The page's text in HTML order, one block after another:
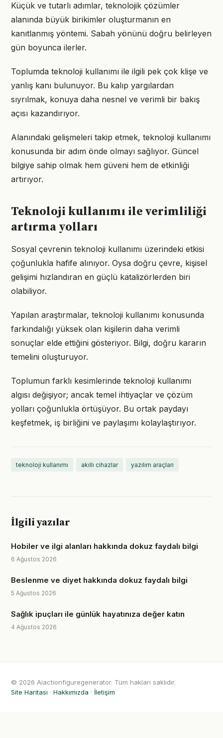
Küçük ve tutarlı adımlar, teknolojik çözümler
alanında büyük birikimler oluşturmanın en
kanıtlanmış yöntemi. Sabah yönünü doğru belirleyen
gün boyunca ilerler.
Toplumda teknoloji kullanımı ile ilgili pek çok klişe ve
yanlış kanı bulunuyor. Bu kalıp yargılardan
sıyrılmak, konuya daha nesnel ve verimli bir bakış
açısı kazandırıyor.
Alanındaki gelişmeleri takip etmek, teknoloji kullanımı
konusunda bir adım önde olmayı sağlıyor. Güncel
bilgiye sahip olmak hem güveni hem de etkinliği
artırıyor.
Teknoloji kullanımı ile verimliliği
artırma yolları
Sosyal çevrenin teknoloji kullanımı üzerindeki etkisi
çoğunlukla hafife alınıyor. Oysa doğru çevre, kişisel
gelişimi hızlandıran en güçlü katalizörlerden biri
olabiliyor.
Yapılan araştırmalar, teknoloji kullanımı konusunda
farkındalığı yüksek olan kişilerin daha verimli
sonuçlar elde ettiğini gösteriyor. Bilgi, doğru kararın
temelini oluşturuyor.
Toplumun farklı kesimlerinde teknoloji kullanımı
algısı değişiyor; ancak temel ihtiyaçlar ve çözüm
yolları çoğunlukla örtüşüyor. Bu ortak paydayı
keşfetmek, iş birliğini ve paylaşımı kolaylaştırıyor.
teknoloji kullanımı akıllı cihazlar yazılım araçları
İlgili yazılar
Hobiler ve ilgi alanları hakkında dokuz faydalı bilgi
6 Ağustos 2026
Beslenme ve diyet hakkında dokuz faydalı bilgi
5 Ağustos 2026
Sağlık ipuçları ile günlük hayatınıza değer katın
4 Ağustos 2026
© 2026 Aiactionfiguregenerator. Tüm hakları saklıdır.
Site Haritası · Hakkımızda · İletişim